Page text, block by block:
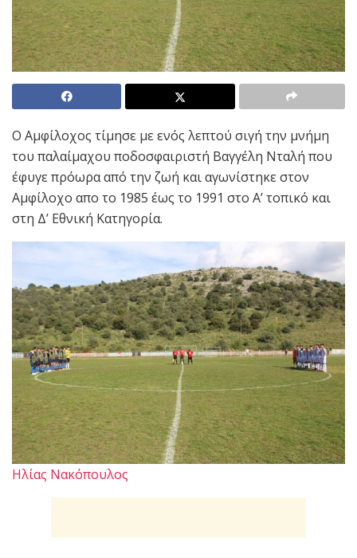
Ο Αμφίλοχος τίμησε με ενός λεπτού σιγή την μνήμη
του παλαίμαχου ποδοσφαιριστή Βαγγέλη Νταλή που
έφυγε πρόωρα από την ζωή και αγωνίστηκε στον
Αμφίλοχο απο το 1985 έως το 1991 στο Α’ τοπικό και
στη Δ’ Εθνική Κατηγορία.
Ηλίας Νακόπουλος